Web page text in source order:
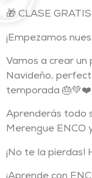
🎁 CLASE
¡Empezamos
Vamos a crear un
Navideño,
temporada 🎂💚❤️
Aprenderás todo
Merengue ENCO
¡No te la pierdas!